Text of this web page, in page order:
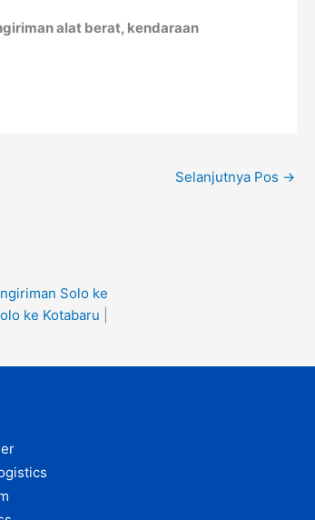
alat berat, kendaraan
Selanjutnya Pos →
Solo ke
ke Kotabaru